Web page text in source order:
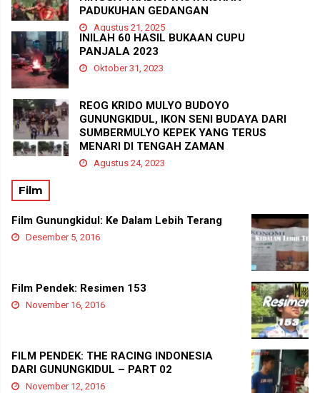
PADUKUHAN GEDANGAN
Agustus 21, 2025
INILAH 60 HASIL BUKAAN CUPU
PANJALA 2023
Oktober 31, 2023
REOG KRIDO MULYO BUDOYO
GUNUNGKIDUL, IKON SENI BUDAYA DARI
SUMBERMULYO KEPEK YANG TERUS
MENARI DI TENGAH ZAMAN
Agustus 24, 2023
Film
Film Gunungkidul: Ke Dalam Lebih Terang
Desember 5, 2016
Film Pendek: Resimen 153
November 16, 2016
FILM PENDEK: THE RACING INDONESIA
DARI GUNUNGKIDUL – PART 02
November 12, 2016